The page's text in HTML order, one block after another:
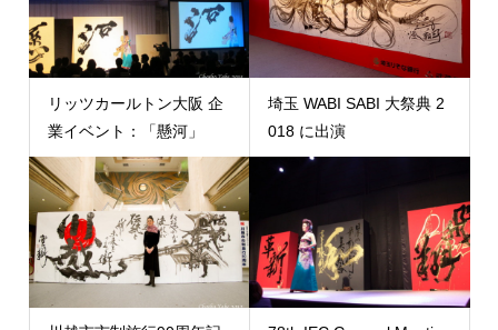
リッツカールトン大阪 企
業イベント：「懸河」
埼玉 WABI SABI 大祭典 2
018 に出演